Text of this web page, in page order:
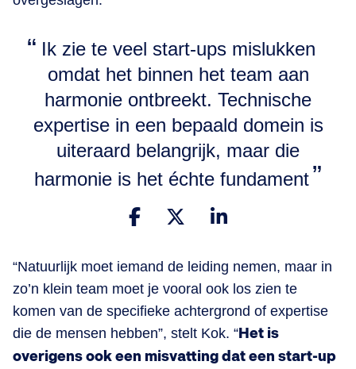
Ik zie te veel start-ups mislukken
omdat het binnen het team aan
harmonie ontbreekt. Technische
expertise in een bepaald domein is
uiteraard belangrijk, maar die
harmonie is het échte fundament
“Natuurlijk moet iemand de leiding nemen, maar in
zo’n klein team moet je vooral ook los zien te
komen van de specifieke achtergrond of expertise
die de mensen hebben”, stelt Kok. “Het is
overigens ook een misvatting dat een start-up